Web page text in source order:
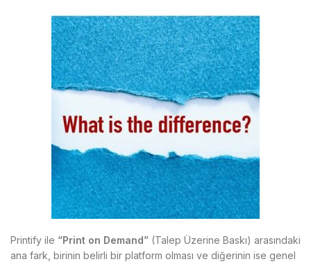
Printify ile “Print on Demand” (Talep Üzerine Baskı) arasındaki
ana fark, birinin belirli bir platform olması ve diğerinin ise genel